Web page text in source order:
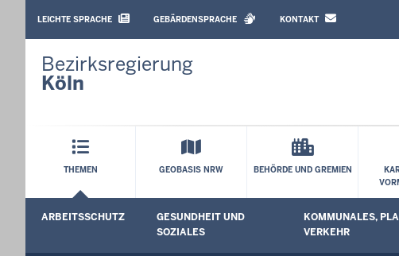
SPRACHEN
LEICHTE SPRACHE GEBÄRDENSPRACHE KONTAKT
Bezirksregierung
Köln
Hauptmenü
THEMEN GEOBASIS NRW BEHÖRDE UND GREMIEN
ARBEITSSCHUTZ
Untermenü öffnen
GESUNDHEIT UND
SOZIALES
Untermenü öffnen
KOMMUNALES,
VERKEHR